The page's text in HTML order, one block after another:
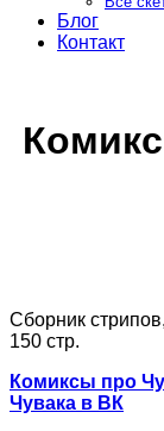
Блог
Контакт
Сборник
150 стр.
Комиксы про
Чувака в ВК